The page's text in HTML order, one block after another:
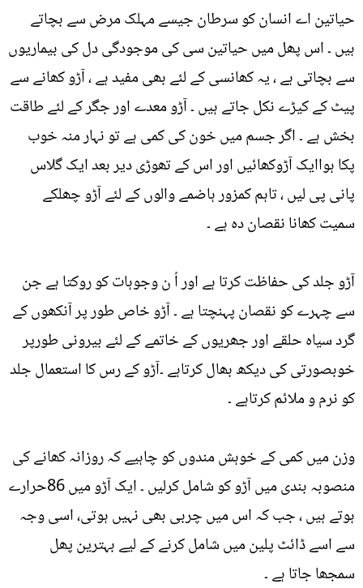
حیاتین اے انسان کو سرطان جیسے مہلک مرض سے بچاتے
ہیں ۔ اس پھل میں حیاتین سی کی موجودگی دل کی بیماریوں
سے بچاتی ہے ، یہ کھانسی کے لئے بھی مفید ہے ، آڑو کھانے سے
پیٹ کے کیڑے نکل جاتے ہیں ۔ آڑو معدے اور جگر کے لئے طاقت
بخش ہے ۔ اگر جسم میں خون کی کمی ہے تو نہار منہ خوب
پکا ہواایک آڑوکھائیں اور اس کے تھوڑی دیر بعد ایک گلاس
پانی پی لیں ، تاہم کمزور ہاضمے والوں کے لئے آڑو چھلکے
سمیت کھانا نقصان دہ ہے ۔
آڑو جلد کی حفاظت کرتا ہے اور اُ ن وجوہات کو روکتا ہے جن
سے چہرے کو نقصان پہنچتا ہے ۔ آڑو خاص طور پر آنکھوں کے
گرد سیاہ حلقے اور جھریوں کے خاتمے کے لئے بیرونی طورپر
خوبصورتی کی دیکھ بھال کرتاہے ۔آڑو کے رس کا استعمال جلد
کو نرم و ملائم کرتاہے ۔
وزن میں کمی کے خوہش مندوں کو چاہیے کہ روزانہ کھانے کی
منصوبہ بندی میں آڑو کو شامل کرلیں ۔ ایک آڑو میں 86حرارے
ہوتے ہیں ، جب کہ اس میں چربی بھی نہیں ہوتی، اسی وجہ
سے اسے ڈائٹ پلین میں شامل کرنے کے لیے بہترین پھل
سمجھا جاتا ہے ۔